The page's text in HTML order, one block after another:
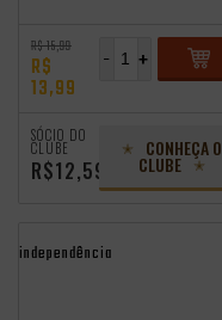
R$ 15,99
R$
13,99
+
-
SÓCIO DO
CLUBE
R$12,59
CONHEÇA O
CLUBE
independência